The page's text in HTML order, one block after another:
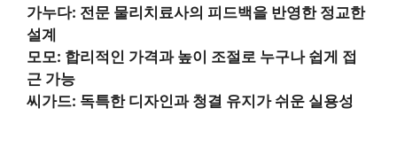
가누다: 전문 물리치료사의 피드백을 반영한 정교한
설계
모모: 합리적인 가격과 높이 조절로 누구나 쉽게 접
근 가능
씨가드: 독특한 디자인과 청결 유지가 쉬운 실용성